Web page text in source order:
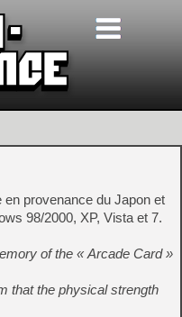
provenance du Japon et
98/2000, XP, Vista et 7.
of the « Arcade Card »
that the physical strength